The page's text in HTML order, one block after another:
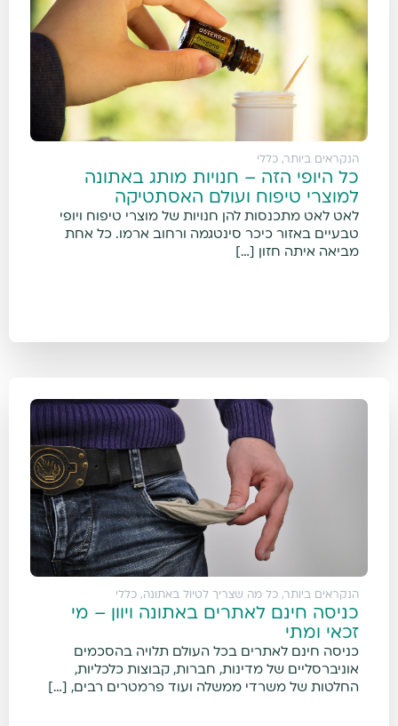
הנקראים ביותר, כללי
כל היופי הזה – חנויות מותג באתונה
למוצרי טיפוח ועולם האסתטיקה
לאט לאט מתכנסות להן חנויות של מוצרי טיפוח ויופי
טבעיים באזור כיכר סינטגמה ורחוב ארמו. כל אחת
מביאה איתה חזון […]
הנקראים ביותר, כל מה שצריך לטיול באתונה, כללי
כניסה חינם לאתרים באתונה ויוון – מי
זכאי ומתי
כניסה חינם לאתרים בכל העולם תלויה בהסכמים
אוניברסליים של מדינות, חברות, קבוצות כלכליות,
החלטות של משרדי ממשלה ועוד פרמטרים רבים, […]